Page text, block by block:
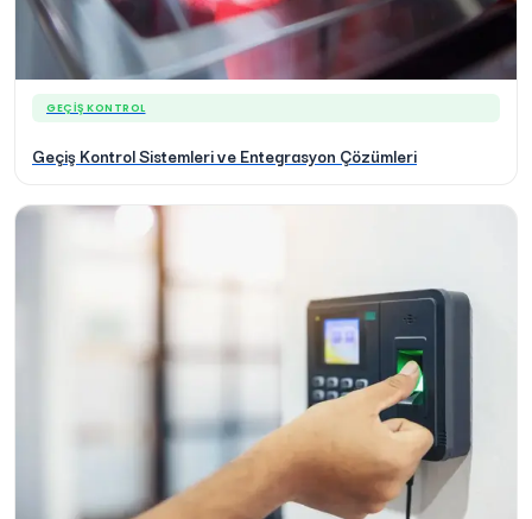
GEÇIŞ KONTROL
Geçiş Kontrol Sistemleri ve Entegrasyon Çözümleri